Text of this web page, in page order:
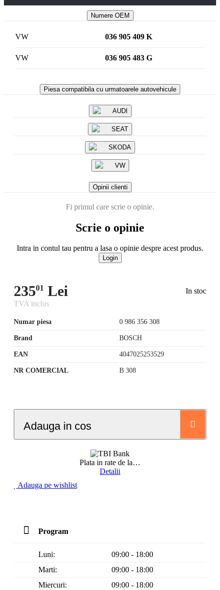
Numere OEM
VW 036 905 409 K
VW 036 905 483 G
Piesa compatibila cu urmatoarele autovehicule
AUDI
SEAT
SKODA
VW
Opinii clienti
Fi primul care scrie o opinie.
Scrie o opinie
Intra in contul tau pentru a lasa o opinie despre acest produs.
Login
23501 Lei
In stoc
TVA inclus
Numar piesa 0 986 356 308
Brand BOSCH
EAN 4047025253529
NR COMERCIAL B 308
Adauga in cos
Plata in rate de la…
Detalii
Adauga pe wishlist
Program
Luni:
09:00 - 18:00
Marti:
09:00 - 18:00
Miercuri:
09:00 - 18:00